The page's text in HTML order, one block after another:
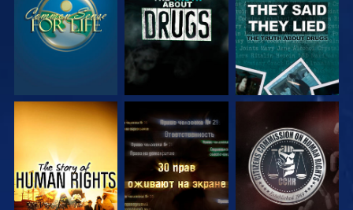
СМОТРЕТЬ СМОТРЕТЬ СМОТРЕТЬ